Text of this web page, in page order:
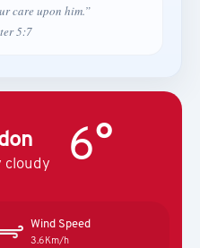
care upon him.”
5:7
cloudy 6°
Wind Speed
3.6Km/h